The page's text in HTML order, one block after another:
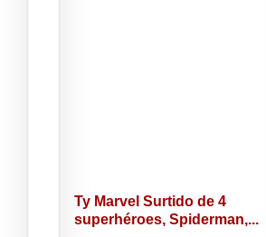
Ty Marvel Surtido de 4
superhéroes, Spiderman,...